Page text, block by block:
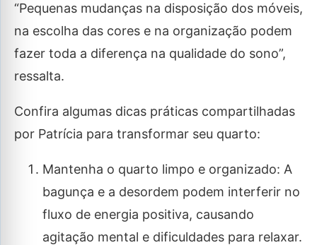
“Pequenas mudanças na disposição dos móveis,
na escolha das cores e na organização podem
fazer toda a diferença na qualidade do sono”,
ressalta.
Confira algumas dicas práticas compartilhadas
por Patrícia para transformar seu quarto:
Mantenha o quarto limpo e organizado: A
bagunça e a desordem podem interferir no
fluxo de energia positiva, causando
agitação mental e dificuldades para relaxar.